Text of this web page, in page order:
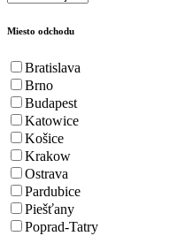
Miesto odchodu
Bratislava
Brno
Budapest
Katowice
Košice
Krakow
Ostrava
Pardubice
Piešťany
Poprad-Tatry